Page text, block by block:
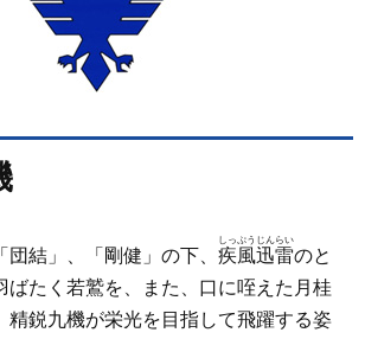
団結」、「剛健」の下、 疾風迅雷
しっぷうじんらい
のと
ばたく若鷲を、また、口に咥えた月桂
精鋭九機が栄光を目指して飛躍する姿